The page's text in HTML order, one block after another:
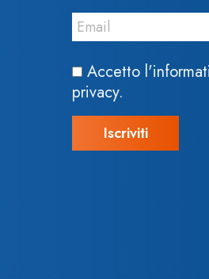
Accetto
privacy.